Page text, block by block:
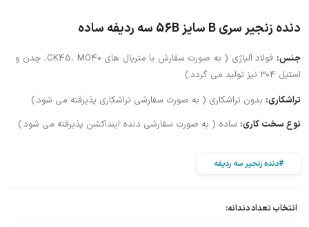
دنده زنجیر سری B سایز 56B سه ردیفه ساده
جنس:
فولاد آلیاژی ( به صورت سفارش با متریال های CK45، MO40، چدن و
استیل 304 نیز تولید می گردد.)
تراشکاری: بدون تراشکاری ( به صورت سفارشی تراشکاری پذیرفته می شود.)
نوع سخت کاری: ساده ( به صورت سفارشی دنده اینداکشن پذیرفته می شود.)
#دنده زنجیر سه ردیفه
انتخاب تعداد دندانه: